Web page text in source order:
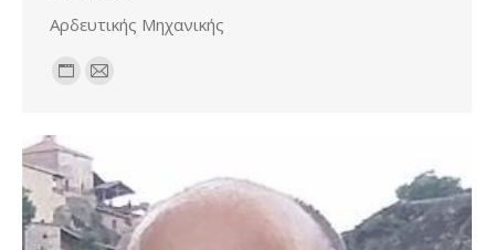
Αρδευτικής Μηχανικής
Personal
/
website
E-